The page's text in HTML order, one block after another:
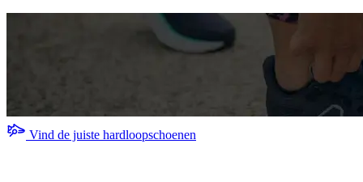
Vind de juiste hardloopschoenen